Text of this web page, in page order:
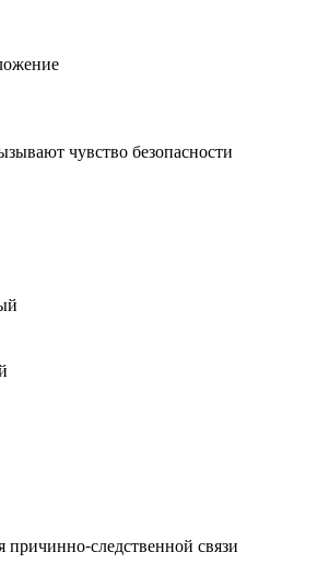
чувство безопасности
следственной связи